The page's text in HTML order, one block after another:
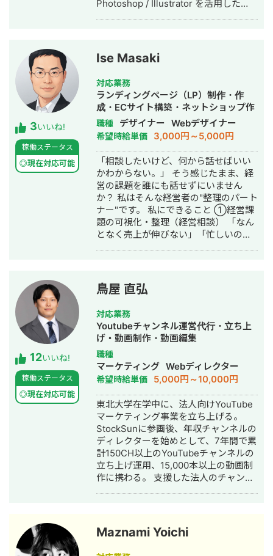
Photoshop / Illustrator を活用した
しています。 現在は、世界シェア第4
位のグローバル製薬メーカー日本法人
様をはじめ、プライム市場上場企業グ
ループ会社様、NASDAQ上場を控える
ベンチャー企業様など、業界を問わず
多くのクライアントと取引実績があり
ます。 クラウドソーシング（Lancers
／CrowdWorks／ココナラ）でも継続
的にご依頼をいただいており、SSサロ
ンを通じては翻訳・リサーチ・海外対
応等、専門性の高い案件も多くご相談
いただいています。 📌 経歴 2015年 神
戸市外国語大学 英米学科 卒業 2015年
三井倉庫HD 入社：アメリカ・マレー
シアにて物流・フォワーディング業務
に従事 2020年 三菱重工業 入社：国産
ジェット機「MRJ／スペースジェッ
入社：エネルギー分野（UPS）にて海
外サプライチェーンを担当 2022年 株
式会社LA ORG 創業：翻訳・Web制
作・英語教育の3事業を軸に、グローバ
ル支援サービスを提供 🔗 各種リンク
【公式サイト】https://la-org.com
【ポートフォリオ】
https://www.portfolio.la-org.com
【Lancers】
https://www.lancers.jp/profile/
rmHXQjVdk 【CrowdWorks】
https://crowdworks.jp/public/
【ココナラ】
https://coconala.com/users/2204682?
srsltid=AfmBOoqYND8AKR3YqHKQ3-
3いいね!
稼働ステータス
◎現在対応可能
Ise Masaki
対応業務
ランディングページ（LP）制作・作
成・ECサイト構築・ネットショップ作
成代行・SEO対策・SNS運用代行・事
務代行・バナー制作・デザイン・ロゴ
デザイン・作成・動画制作・動画編
集・AI活用
職種 デザイナー Webデザイナー
希望時給単価 3,000円～5,000円
「相談したいけど、何から話せばいい
かわからない。」 そう感じたまま、経
営の課題を誰にも話せずにいません
か？ 私はそんな経営者の"整理のパート
ナー"です。 私にできること ①経営課
題の可視化・整理（経営相談） 「なん
となく売上が伸びない」「忙しいのに
緒に明確にする、それが私の仕事の出
発点です。 ②デザイン制作（実行支
援） 課題が見えたら、次は「動かす」
フェーズ。バナー広告・SNS画像・名
刺・パンフレット・ショート動画・サ
ムネイル・アイコン・ヘッダーなど、
中小企業の販促・採用・ブランディン
グに必要なデザインを制作します。 →
相談だけ・制作だけ、どちらのご依頼
も歓迎します。 私について 元大手企業
の正社員として、複数の事業部でプロ
ジェクト推進・課題解決を経験。その
後、身体障害を持ちながら独立し、小
さなデザイン事務所の一人社長として
活動しています。 移動に制約があるた
め、すべてのやり取りをオンラインで
完結できる体制を整えてきました。
Zoom・Google Meet・チャットツー
います。 「制約の中で最大の成果を出
す」──これは障害を持つ私が日々実
践してきたことであり、中小企業の経
12いいね!
稼働ステータス
◎現在対応可能
鳥屋 直弘
対応業務
Youtubeチャンネル運営代行・立ち上
げ・動画制作・動画編集
職種
マーケティング Webディレクター
希望時給単価 5,000円～10,000円
東北大学在学中に、法人向けYouTube
マーケティング事業を立ち上げる。
StockSunに参画後、年収チャンネルの
ディレクターを始めとして、7年間で累
計150CH以上のYouTubeチャンネルの
立ち上げ運用、15,000本以上の動画制
作に携わる。 支援した法人のチャンネ
500人の動画チームの統括を務める。
Maznami Yoichi